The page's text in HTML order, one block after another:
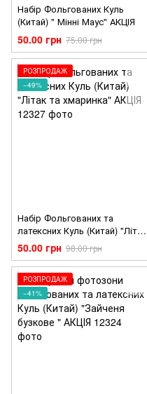
Набір Фольгованих Куль
(Китай) " Мінні Маус" АКЦІЯ
50.00 грн 75.00 грн
РОЗПРОДАЖ
−49%
Набір Фольгованих та
латексних Куль (Китай) "Літак
та хмаринка" АКЦІЯ
50.00 грн 98.00 грн
РОЗПРОДАЖ
−41%